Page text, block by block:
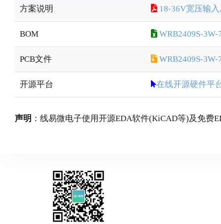
方案说明 18-36V宽压输
BOM WRB2409S-
PCB文件 WRB2409S-
开源平台 在线开源硬件平
声明 ：线易微电子使用开源EDA软件(KiCAD等)及免费